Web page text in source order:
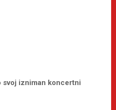
svoj izniman koncertni